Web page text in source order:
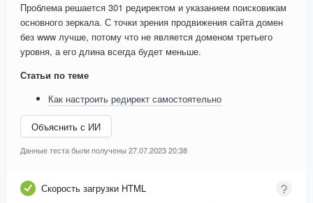
Проблема решается 301 редиректом и указанием поисковикам
основного зеркала. С точки зрения продвижения сайта домен
без www лучше, потому что не является доменом третьего
уровня, а его длина всегда будет меньше.
Статьи по теме
Как настроить редирект самостоятельно
Объяснить с ИИ
Данные теста были получены 27.07.2023 20:38
Скорость загрузки HTML